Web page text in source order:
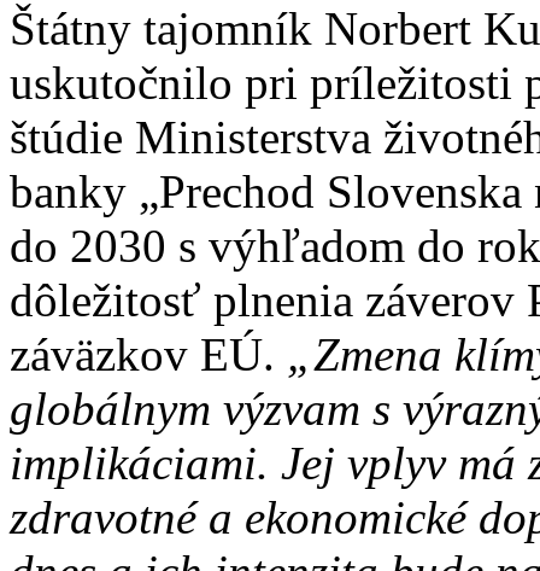
Štátny tajomník Norbert
uskutočnilo pri príležitosti
štúdie Ministerstva
banky „Prechod
do 2030 s výhľadom do
dôležitosť plnenia záverov
záväzkov EÚ. „Zmena
globálnym výzvam s
implikáciami. Jej vplyv má
zdravotné a ekonomické